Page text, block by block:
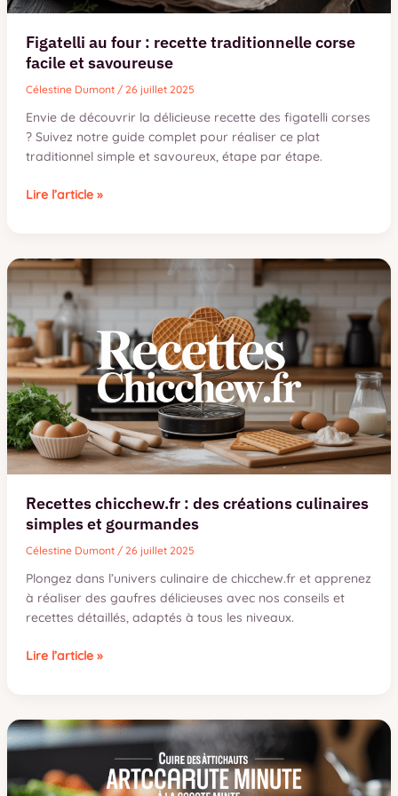
Figatelli au four : recette traditionnelle corse
facile et savoureuse
Célestine Dumont / 26 juillet 2025
Envie de découvrir la délicieuse recette des figatelli corses
? Suivez notre guide complet pour réaliser ce plat
traditionnel simple et savoureux, étape par étape.
Figatelli
recette
traditionnelle
corse
facile
et
savoureuse
Lire l’article »
Recettes chicchew.fr : des créations culinaires
simples et gourmandes
Célestine Dumont / 26 juillet 2025
Plongez dans l’univers culinaire de chicchew.fr et apprenez
à réaliser des gaufres délicieuses avec nos conseils et
recettes détaillés, adaptés à tous les niveaux.
Recettes
créations
culinaires
simples
et
Lire l’article »